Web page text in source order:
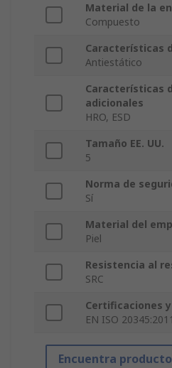
Material de la
Compuesto
Características
Antiestático
Características
adicionales
HRO, ESD
Tamaño EE. UU.
5
Norma de
Sí
Material del
Piel
Resistencia al
SRC
Certificaciones
EN ISO 20345:2011
Encuentra